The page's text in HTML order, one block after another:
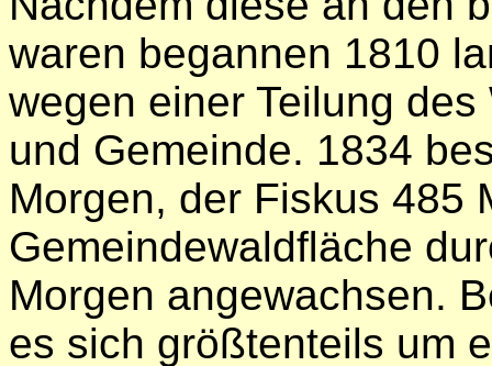
waren begannen 1810
wegen einer Teilung
und Gemeinde. 1834
Morgen, der Fiskus 485
Gemeindewaldﬂäche
Morgen angewachsen.
es sich größtenteils um